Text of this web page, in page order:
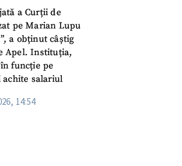
a Curții de
pe Marian Lupu
a obținut câștig
Apel. Instituția,
funcție pe
achite salariul
14:54